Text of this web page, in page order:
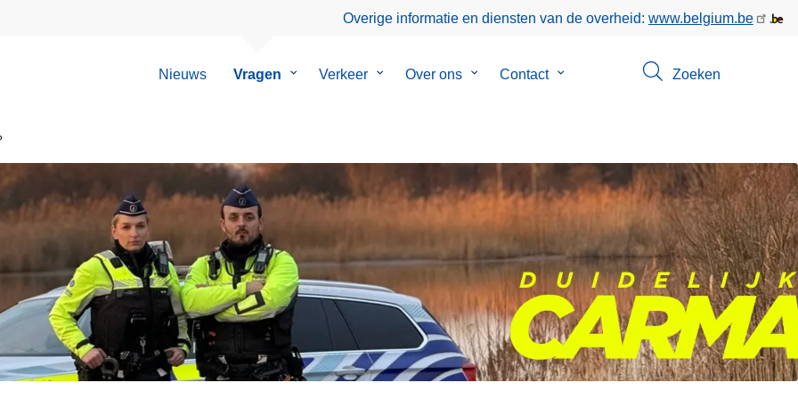
Overige informatie en diensten van de overheid: www.belgium.be
Nieuws Vragen
Submenu
Verkeer
SubmenuOver ons
Submenu
Contact
Submenu
Zoeken